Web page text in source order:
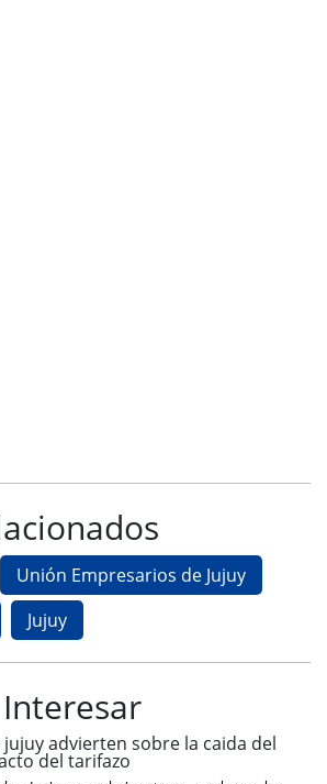
Unión Empresarios de Jujuy
Jujuy